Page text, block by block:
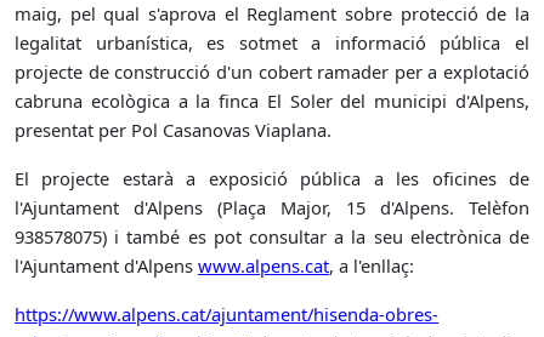
maig, pel qual s'aprova el Reglament sobre protecció de la
legalitat urbanística, es sotmet a informació pública el
projecte de construcció d'un cobert ramader per a explotació
cabruna ecològica a la finca El Soler del municipi d'Alpens,
presentat per Pol Casanovas Viaplana.
El projecte estarà a exposició pública a les oficines de
l'Ajuntament d'Alpens (Plaça Major, 15 d'Alpens. Telèfon
938578075) i també es pot consultar a la seu electrònica de
l'Ajuntament d'Alpens www.alpens.cat, a l'enllaç:
https://www.alpens.cat/ajuntament/hisenda-obres-